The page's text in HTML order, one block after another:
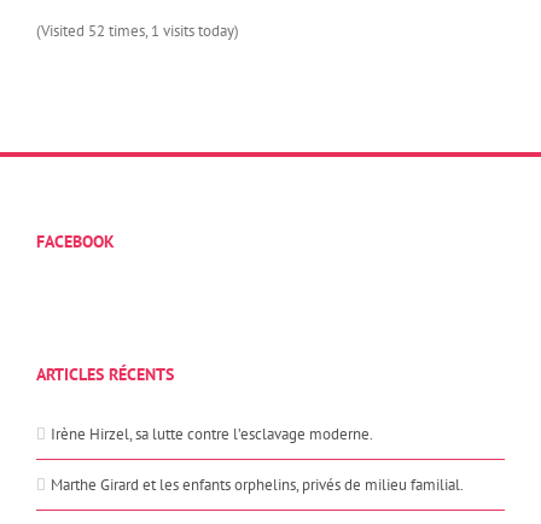
(Visited 52 times, 1 visits today)
FACEBOOK
ARTICLES RÉCENTS
Irène Hirzel, sa lutte contre l’esclavage moderne.
Marthe Girard et les enfants orphelins, privés de milieu familial.